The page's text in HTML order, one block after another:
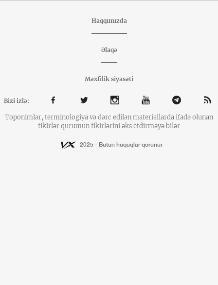
Haqqımızda
Əlaqə
Məxfilik siyasəti
Bizi izlə:
Toponimlər, terminologiya və dərc edilən materiallarda ifadə olunan
fikirlər qurumun fikirlərini əks etdirməyə bilər
2025 - Bütün hüquqlar qorunur